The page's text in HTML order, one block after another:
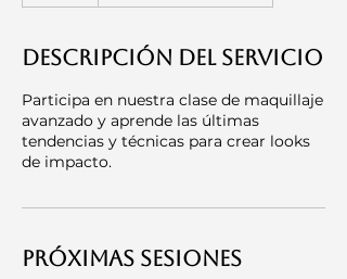
Descripción del servicio
Participa en nuestra clase de maquillaje
avanzado y aprende las últimas
tendencias y técnicas para crear looks
de impacto.
Próximas sesiones